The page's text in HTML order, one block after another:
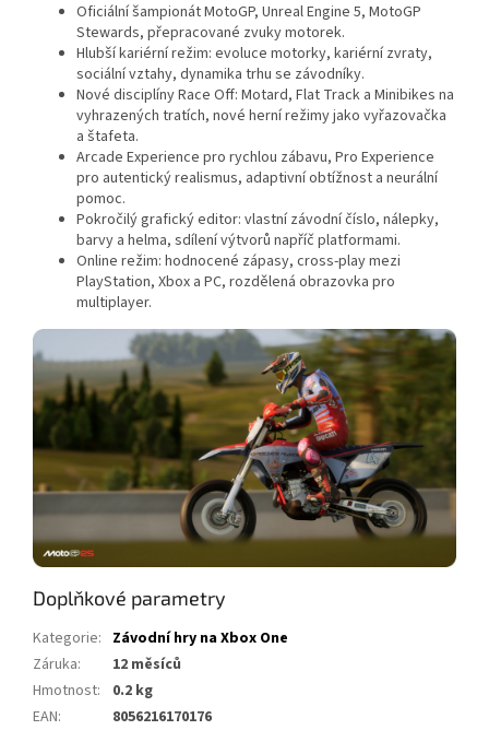
Oficiální šampionát MotoGP, Unreal Engine 5, MotoGP
Stewards, přepracované zvuky motorek.
Hlubší kariérní režim: evoluce motorky, kariérní zvraty,
sociální vztahy, dynamika trhu se závodníky.
Nové disciplíny Race Off: Motard, Flat Track a Minibikes na
vyhrazených tratích, nové herní režimy jako vyřazovačka
a štafeta.
Arcade Experience pro rychlou zábavu, Pro Experience
pro autentický realismus, adaptivní obtížnost a neurální
pomoc.
Pokročilý grafický editor: vlastní závodní číslo, nálepky,
barvy a helma, sdílení výtvorů napříč platformami.
Online režim: hodnocené zápasy, cross-play mezi
PlayStation, Xbox a PC, rozdělená obrazovka pro
multiplayer.
Doplňkové parametry
Kategorie: Závodní hry na Xbox One
Záruka:
12 měsíců
Hmotnost:
0.2 kg
EAN:
8056216170176